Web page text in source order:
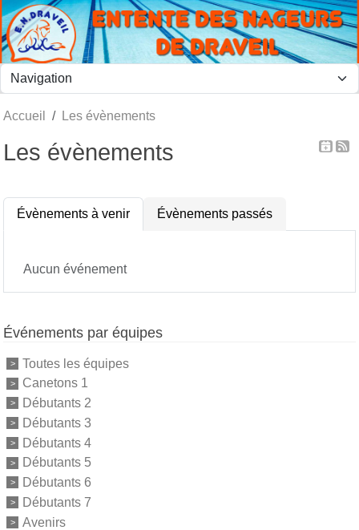
Accueil Les évènements
Les évènements
Évènements à venir Évènements passés
Aucun événement
Événements par équipes
Toutes les équipes
Canetons 1
Débutants 2
Débutants 3
Débutants 4
Débutants 5
Débutants 6
Débutants 7
Avenirs
Panneau de gestion des cookies